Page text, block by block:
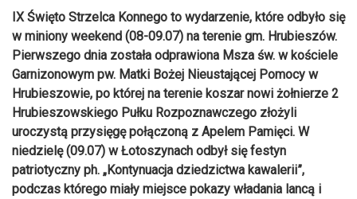
IX Święto Strzelca Konnego to wydarzenie, które odbyło się
w miniony weekend (08-09.07) na terenie gm. Hrubieszów.
Pierwszego dnia została odprawiona Msza św. w kościele
Garnizonowym pw. Matki Bożej Nieustającej Pomocy w
Hrubieszowie, po której na terenie koszar nowi żołnierze 2
Hrubieszowskiego Pułku Rozpoznawczego złożyli
uroczystą przysięgę połączoną z Apelem Pamięci. W
niedzielę (09.07) w Łotoszynach odbył się festyn
patriotyczny ph. „Kontynuacja dziedzictwa kawalerii”,
podczas którego miały miejsce pokazy władania lancą i